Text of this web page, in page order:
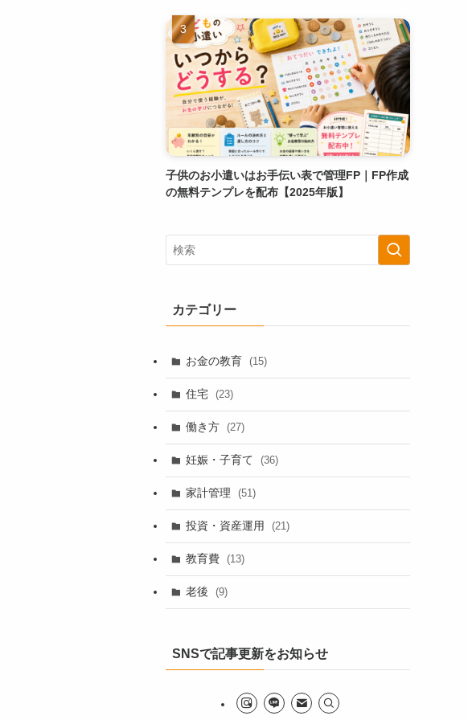
子供のお小遣いはお手伝い表で管理FP｜FP作成
の無料テンプレを配布【2025年版】
カテゴリー
お金の教育 (15)
住宅 (23)
働き方 (27)
妊娠・子育て (36)
家計管理 (51)
投資・資産運用 (21)
教育費 (13)
老後 (9)
SNSで記事更新をお知らせ